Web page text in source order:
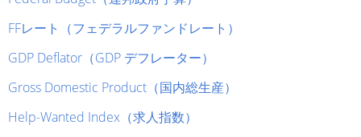
FFレート（フェデラルファンドレート）
GDP Deflator（GDP デフレーター）
Gross Domestic Product（国内総生産）
Help-Wanted Index（求人指数）